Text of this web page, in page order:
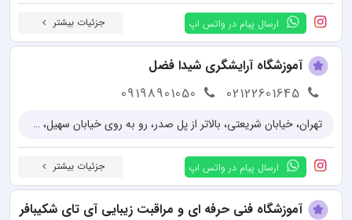
ارسال پیام در واتس اپ جزئیات بیشتر
آموزشگاه آرایشگری شیدا فضل
02122601645
09198901050
تهران، خیابان شریعتی، بالاتر از پل صدر، رو به روی خیابان سهیل، بن بست پارسا، ساختمان سهیل، پلاک 3، طبقه 3، واحد 7
ارسال پیام در واتس اپ جزئیات بیشتر
آموزشگاه فنی حرفه ای و مراقبت زیبایی آی تای شکیبافر